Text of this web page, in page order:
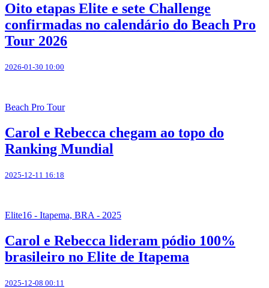
Oito etapas Elite e sete Challenge
confirmadas no calendário do Beach Pro
Tour 2026
2026-01-30 10:00
Beach Pro Tour
Carol e Rebecca chegam ao topo do
Ranking Mundial
2025-12-11 16:18
Elite16 - Itapema, BRA - 2025
Carol e Rebecca lideram pódio 100%
brasileiro no Elite de Itapema
2025-12-08 00:11